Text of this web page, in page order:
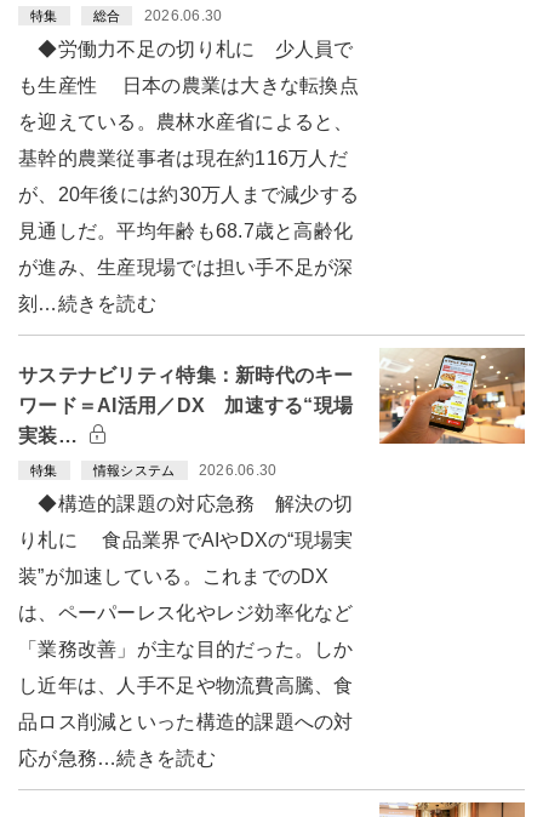
特集 総合 2026.06.30
◆労働力不足の切り札に 少人員で
も生産性 日本の農業は大きな転換点
を迎えている。農林水産省によると、
基幹的農業従事者は現在約116万人だ
が、20年後には約30万人まで減少する
見通しだ。平均年齢も68.7歳と高齢化
が進み、生産現場では担い手不足が深
刻…続きを読む
サステナビリティ特集：新時代のキー
ワード＝AI活用／DX 加速する“現場
実装…
特集 情報システム 2026.06.30
◆構造的課題の対応急務 解決の切
り札に 食品業界でAIやDXの“現場実
装”が加速している。これまでのDX
は、ペーパーレス化やレジ効率化など
「業務改善」が主な目的だった。しか
し近年は、人手不足や物流費高騰、食
品ロス削減といった構造的課題への対
応が急務…続きを読む